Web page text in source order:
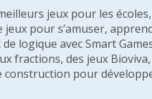
jeux pour les
pour s’amuser,
logique avec Smart
fractions, des jeux
construction pour